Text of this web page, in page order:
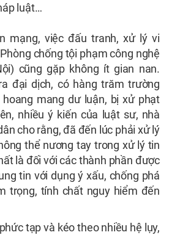
luật…
mạng, việc đấu tranh, xử lý vi
chống tội phạm công nghệ
cũng gặp không ít gian nan.
đại dịch, có hàng trăm trường
mang dư luận, bị xử phạt
nhiều ý kiến của luật sư, nhà
cho rằng, đã đến lúc phải xử lý
thể nương tay trong xử lý tin
là đối với các thành phần được
tin với dụng ý xấu, chống phá
trọng, tính chất nguy hiểm đến
tạp và kéo theo nhiều hệ lụy,